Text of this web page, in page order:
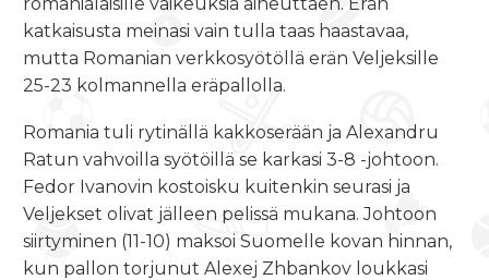
katkaisusta meinasi vain tulla taas haastavaa,
mutta Romanian verkkosyötöllä erän Veljeksille
25-23 kolmannella eräpallolla.
Romania tuli rytinällä kakkoserään ja Alexandru
Ratun vahvoilla syötöillä se karkasi 3-8 -johtoon.
Fedor Ivanovin kostoisku kuitenkin seurasi ja
Veljekset olivat jälleen pelissä mukana. Johtoon
siirtyminen (11-10) maksoi Suomelle kovan hinnan,
kun pallon torjunut Alexej Zhbankov loukkasi